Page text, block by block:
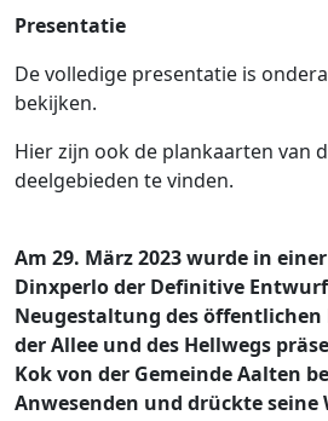
Presentatie
De volledige presentatie is
bekijken.
Hier zijn ook de plankaarten van
deelgebieden te vinden.
Am 29. März 2023 wurde in
Dinxperlo der Definitive
Neugestaltung des
der Allee und des Hellwegs
Kok von der Gemeinde Aalten
Anwesenden und drückte